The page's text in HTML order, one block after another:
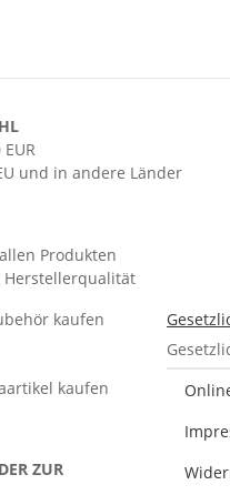
und in andere Länder
Produkten
Herstellerqualität
kaufen
ZUR